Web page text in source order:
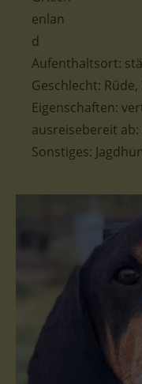
Aufenthaltsort:
Geschlecht:
Eigenschaften:
ausreisebereit
Sonstiges: